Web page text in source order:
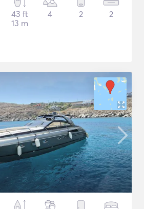
43 ft
13 m
4 2 2